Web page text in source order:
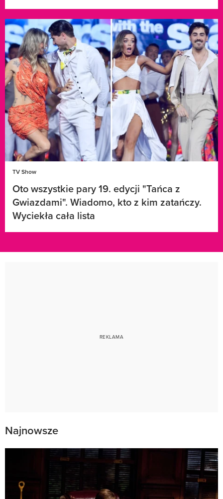
TV Show
Oto wszystkie pary 19. edycji "Tańca z
Gwiazdami". Wiadomo, kto z kim zatańczy.
Wyciekła cała lista
Najnowsze